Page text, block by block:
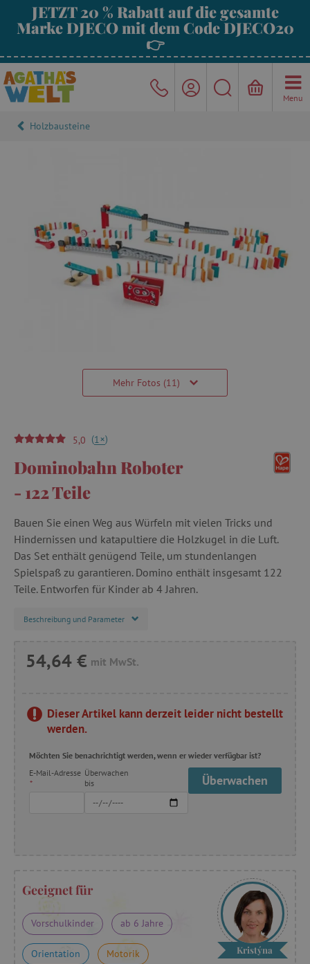
JETZT 20 % Rabatt auf die gesamte
Marke DJECO mit dem Code DJECO20
👉
Menu
Holzbausteine
Mehr Fotos (11)
5,0 (1+)
Dominobahn Roboter
- 122 Teile
Bauen Sie einen Weg aus Würfeln mit vielen Tricks und
Hindernissen und katapultiere die Holzkugel in die Luft.
Das Set enthält genügend Teile, um stundenlangen
Spielspaß zu garantieren. Domino enthält insgesamt 122
Teile. Entworfen für Kinder ab 4 Jahren.
Beschreibung und Parameter
54,64 € mit MwSt.
Dieser Artikel kann derzeit leider nicht bestellt
werden.
Möchten Sie benachrichtigt werden, wenn er wieder verfügbar ist?
E-Mail-Adresse
*
Überwachen
bis
Überwachen
Geeignet für
Vorschulkinder ab 6 Jahre
Orientation Motorik Kristýna